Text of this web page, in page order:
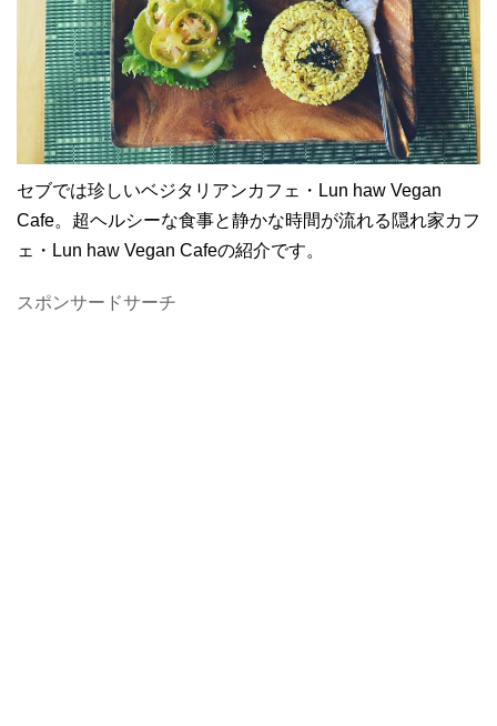
セブでは珍しいベジタリアンカフェ・Lun haw Vegan
Cafe。超ヘルシーな食事と静かな時間が流れる隠れ家カフ
ェ・Lun haw Vegan Cafeの紹介です。
スポンサードサーチ